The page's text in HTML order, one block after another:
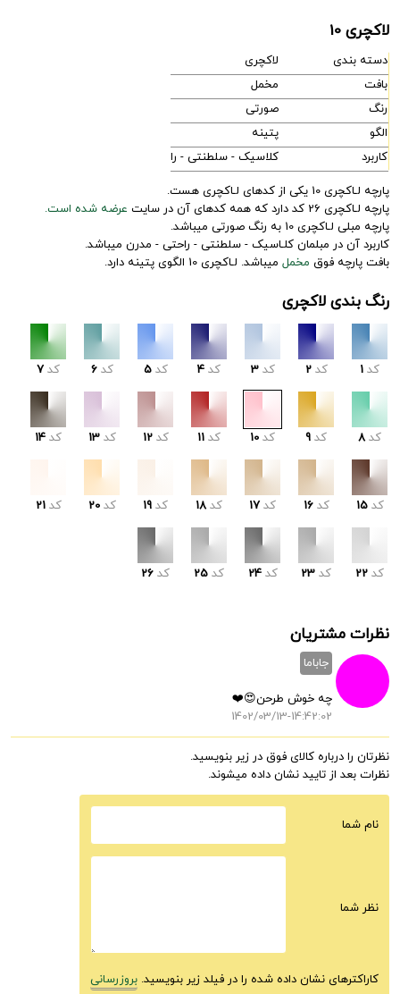
لاکچری 10
دسته بندی
لاکچری
بافت
مخمل
رنگ
صورتی
الگو
پتینه
کاربرد
کلاسیک - سلطنتی - راحتی - مدرن
پارچه لـاکچری 10 یکی از کدهای لـاکچری هست.
پارچه لـاکچری 26 کد دارد که همه کدهای آن در سایت
عرضه شده است.
پارچه مبلی لـاکچری 10 به رنگ صورتی میباشد.
کاربرد آن در مبلمان کلـاسیک - سلطنتی - راحتی - مدرن میباشد.
بافت پارچه فوق مخمل میباشد. لـاکچری 10 الگوی پتینه دارد.
رنگ بندی لاکچری
کد 1 کد 2 کد 3 کد 4 کد 5 کد 6 کد 7
کد 8 کد 9 کد 10 کد 11 کد 12 کد 13 کد 14
کد 15 کد 16 کد 17 کد 18 کد 19 کد 20 کد 21
کد 22 کد 23 کد 24 کد 25 کد 26
نظرات مشتریان
جاباما
چه خوش طرحن😍❤️
1402/03/13-14:42:02
نظرتان را درباره کالای فوق در زیر بنویسید.
نظرات بعد از تایید نشان داده میشوند.
نام شما
نظر شما
کاراکترهای نشان داده شده را در فیلد زیر بنویسید. بروزرسانی